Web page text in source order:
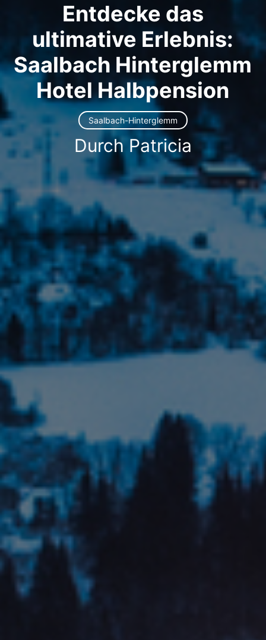
Entdecke das
ultimative Erlebnis:
Saalbach Hinterglemm
Hotel Halbpension
Saalbach-Hinterglemm
Durch Patricia